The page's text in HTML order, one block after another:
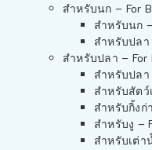
สำหรับนก – For
สำหรับนก
สำหรับปลา
สำหรับปลา – For
สำหรับปลา
สำหรับสัตว์
สำหรับกิ้งก่
สำหรับงู –
สำหรับเต่า